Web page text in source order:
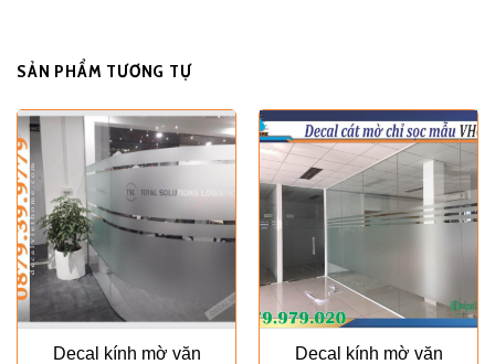
SẢN PHẨM TƯƠNG TỰ
Decal kính mờ văn
Decal kính mờ văn